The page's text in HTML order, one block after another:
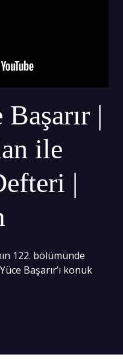
|
ile
|
122. bölümünde
Başarır’ı konuk